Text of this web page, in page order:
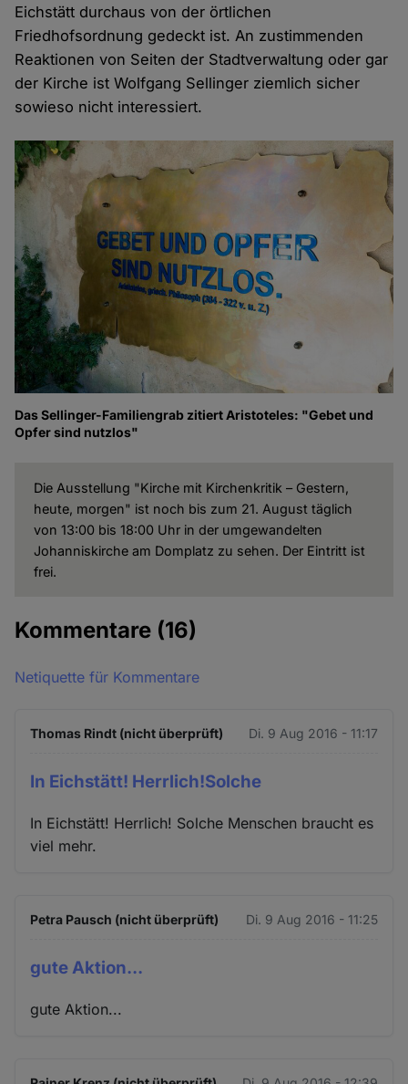
Eichstätt durchaus von der örtlichen
Friedhofsordnung gedeckt ist. An zustimmenden
Reaktionen von Seiten der Stadtverwaltung oder gar
der Kirche ist Wolfgang Sellinger ziemlich sicher
sowieso nicht interessiert.
Das Sellinger-Familiengrab zitiert Aristoteles: "Gebet und
Opfer sind nutzlos"
Die Ausstellung "Kirche mit Kirchenkritik – Gestern,
heute, morgen" ist noch bis zum 21. August täglich
von 13:00 bis 18:00 Uhr in der umgewandelten
Johanniskirche am Domplatz zu sehen. Der Eintritt ist
frei.
Kommentare (16)
Netiquette für Kommentare
Thomas Rindt (nicht überprüft) Di. 9 Aug 2016 - 11:17
In Eichstätt! Herrlich!Solche
In Eichstätt! Herrlich! Solche Menschen braucht es
viel mehr.
Petra Pausch (nicht überprüft) Di. 9 Aug 2016 - 11:25
gute Aktion...
gute Aktion...